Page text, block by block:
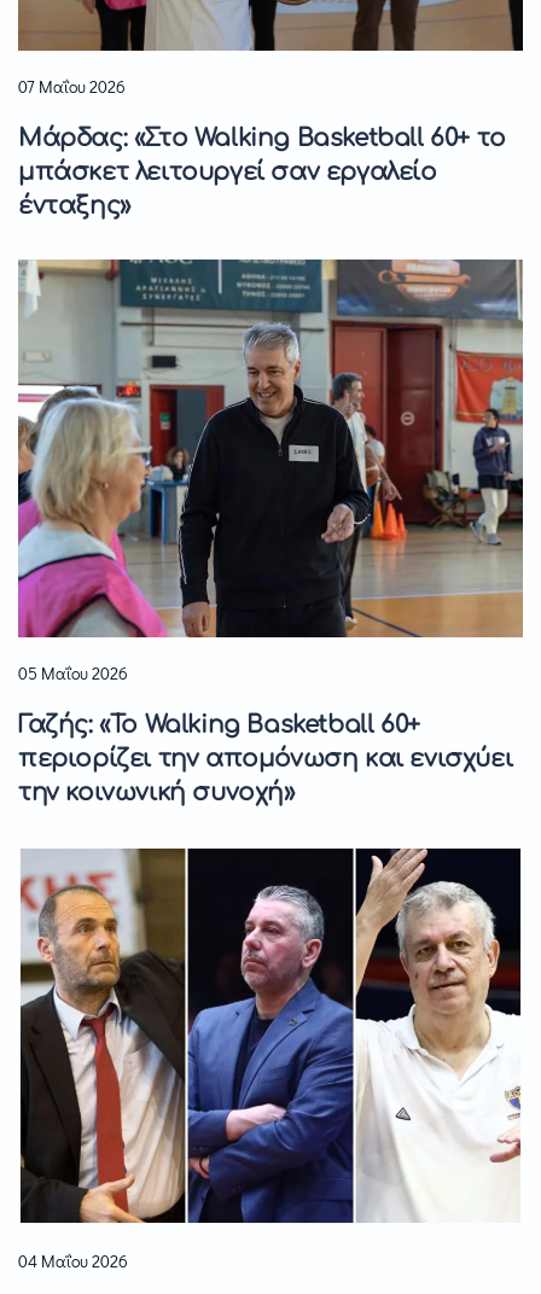
07 Μαΐου 2026
Μάρδας: «Στο Walking Basketball 60+ το
μπάσκετ λειτουργεί σαν εργαλείο
ένταξης»
05 Μαΐου 2026
Γαζής: «Το Walking Basketball 60+
περιορίζει την απομόνωση και ενισχύει
την κοινωνική συνοχή»
04 Μαΐου 2026